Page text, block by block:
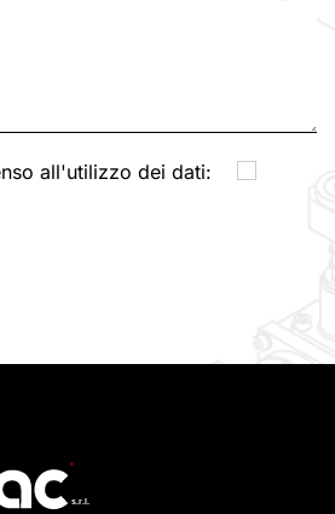
all'utilizzo dei dati: